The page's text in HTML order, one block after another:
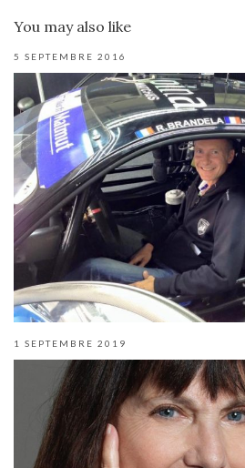
You may also like
5 SEPTEMBRE 2016
1 SEPTEMBRE 2019